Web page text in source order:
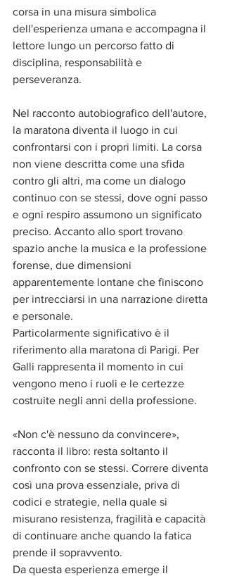
corsa in una misura simbolica
dell'esperienza umana e accompagna il
lettore lungo un percorso fatto di
disciplina, responsabilità e
perseveranza.
Nel racconto autobiografico dell'autore,
la maratona diventa il luogo in cui
confrontarsi con i propri limiti. La corsa
non viene descritta come una sfida
contro gli altri, ma come un dialogo
continuo con se stessi, dove ogni passo
e ogni respiro assumono un significato
preciso. Accanto allo sport trovano
spazio anche la musica e la professione
forense, due dimensioni
apparentemente lontane che finiscono
per intrecciarsi in una narrazione diretta
e personale.
Particolarmente significativo è il
riferimento alla maratona di Parigi. Per
Galli rappresenta il momento in cui
vengono meno i ruoli e le certezze
costruite negli anni della professione.
«Non c'è nessuno da convincere»,
racconta il libro: resta soltanto il
confronto con se stessi. Correre diventa
così una prova essenziale, priva di
codici e strategie, nella quale si
misurano resistenza, fragilità e capacità
di continuare anche quando la fatica
prende il sopravvento.
Da questa esperienza emerge il